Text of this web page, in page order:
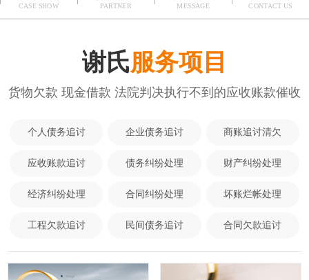
CASE SHOW PARTNER MESSAGE CONTACT US
谢氏服务项目
货物欠款 现金借款 法院判决执行不到的应收账款催收
个人债务追讨 企业债务追讨 商账追讨清欠
应收账款追讨 债务纠纷处理 财产纠纷处理
经济纠纷处理 合同纠纷处理 坏账烂帐处理
工程欠款追讨 民间债务追讨 合同欠款追讨